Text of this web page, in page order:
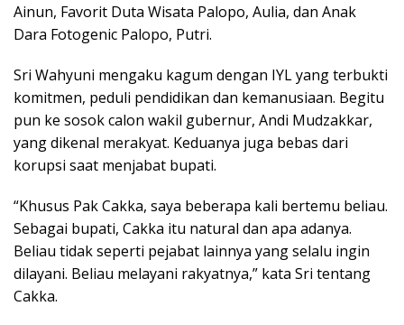
Ainun, Favorit Duta Wisata Palopo, Aulia, dan Anak
Dara Fotogenic Palopo, Putri.
Sri Wahyuni mengaku kagum dengan IYL yang terbukti
komitmen, peduli pendidikan dan kemanusiaan. Begitu
pun ke sosok calon wakil gubernur, Andi Mudzakkar,
yang dikenal merakyat. Keduanya juga bebas dari
korupsi saat menjabat bupati.
“Khusus Pak Cakka, saya beberapa kali bertemu beliau.
Sebagai bupati, Cakka itu natural dan apa adanya.
Beliau tidak seperti pejabat lainnya yang selalu ingin
dilayani. Beliau melayani rakyatnya,” kata Sri tentang
Cakka.